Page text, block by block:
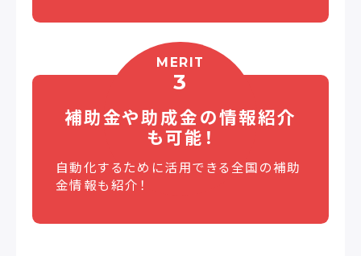
MERIT
3
補助金や助成金の情報紹介
も可能！
自動化するために活用できる全国の補助
金情報も紹介！